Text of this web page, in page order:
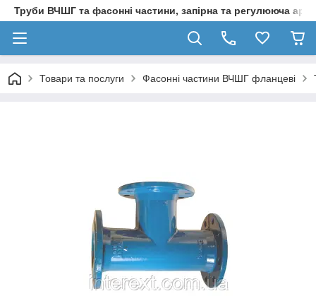
Труби ВЧШГ та фасонні частини, запірна та регулююча
Товари та послуги Фасонні частини ВЧШГ фланцеві